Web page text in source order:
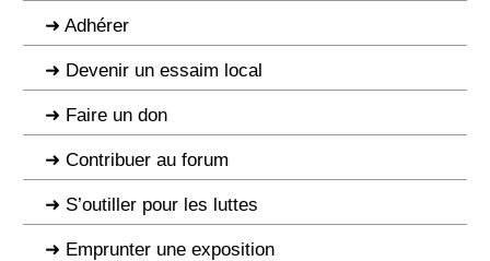
Adhérer
Devenir un essaim local
Faire un don
Contribuer au forum
S’outiller pour les luttes
Emprunter une exposition